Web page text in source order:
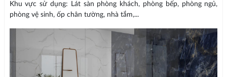
Khu vực sử dụng: Lát sàn phòng khách, phòng bếp, phòng ngủ,
phòng vệ sinh, ốp chân tường, nhà tắm,...